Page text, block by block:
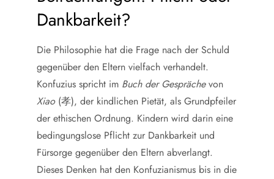
Dankbarkeit?
Die Philosophie hat die Frage nach der Schuld
gegenüber den Eltern vielfach verhandelt.
Konfuzius spricht im Buch der Gesprächevon
Xiao(孝), der kindlichen Pietät, als Grundpfeiler
der ethischen Ordnung. Kindern wird darin eine
bedingungslose Pflicht zur Dankbarkeit und
Fürsorge gegenüber den Eltern abverlangt.
Dieses Denken hat den Konfuzianismus bis in die